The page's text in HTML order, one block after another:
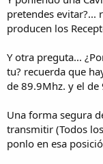
pretendes evitar?...
producen los
Y otra preguta...
tu? recuerda que
de 89.9Mhz. y el
Una forma segura
transmitir (Todos
ponlo en esa